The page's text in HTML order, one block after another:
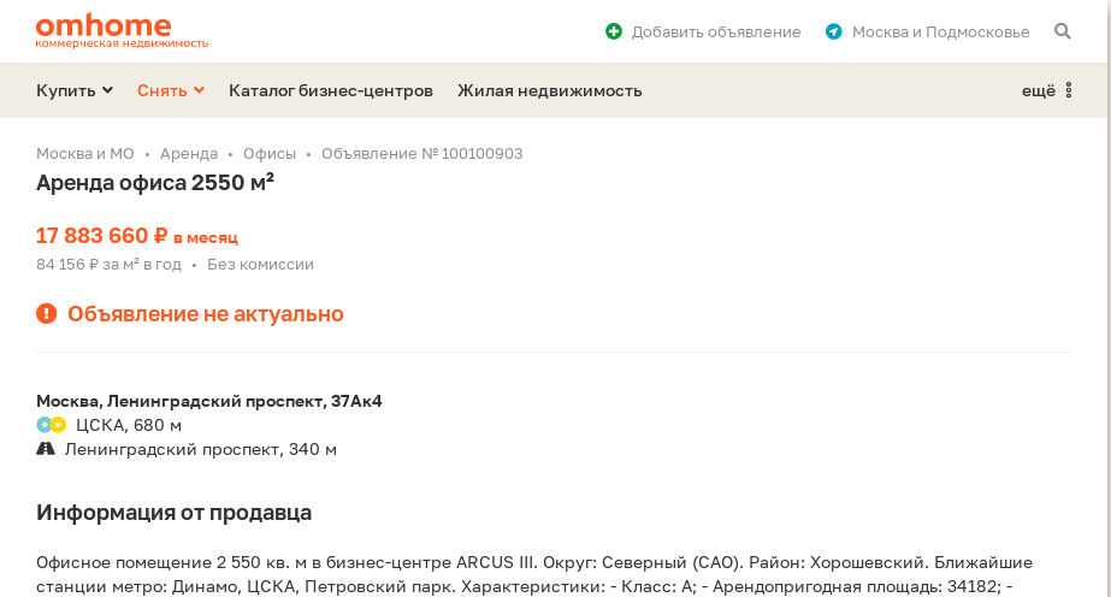
Москва и Подмосковье
Добавитьобъявление
Купить Снять Каталог бизнес-центров Жилая недвижимость ещё
Москва и МО Аренда Офисы Объявление № 100100903
Аренда офиса 2550 м²
17 883 660 ₽ в месяц
84 156 ₽ за м² в год • Без комиссии
Объявление не актуально
Москва, Ленинградский проспект, 37Ак4
ЦСКА, 680 м
Ленинградский проспект, 340 м
Информация от продавца
Офисное помещение 2 550 кв. м в бизнес-центре ARCUS III. Округ: Северный (САО). Район: Хорошевский. Ближайшие
станции метро: Динамо, ЦСКА, Петровский парк. Характеристики: - Класс: A; - Арендопригодная площадь: 34182; -